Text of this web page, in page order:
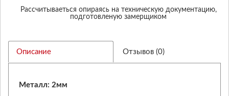
Рассчитываеться опираясь на техническую документацию,
подготовленую замерщиком
Описание Отзывов (0)
Металл: 2мм